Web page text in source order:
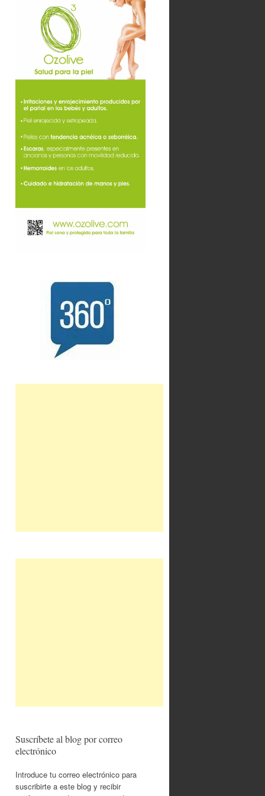
Suscríbete al blog por correo
electrónico
Introduce tu correo electrónico para
suscribirte a este blog y recibir